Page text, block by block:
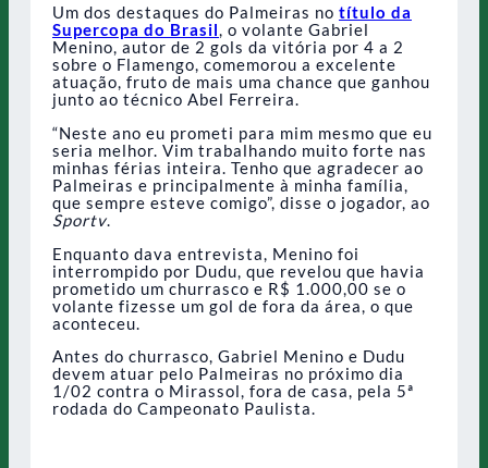
Um dos destaques do Palmeiras no título da
Supercopa do Brasil, o volante Gabriel
Menino, autor de 2 gols da vitória por 4 a 2
sobre o Flamengo, comemorou a excelente
atuação, fruto de mais uma chance que ganhou
junto ao técnico Abel Ferreira.
“Neste ano eu prometi para mim mesmo que eu
seria melhor. Vim trabalhando muito forte nas
minhas férias inteira. Tenho que agradecer ao
Palmeiras e principalmente à minha família,
que sempre esteve comigo”, disse o jogador, ao
Sportv.
Enquanto dava entrevista, Menino foi
interrompido por Dudu, que revelou que havia
prometido um churrasco e R$ 1.000,00 se o
volante fizesse um gol de fora da área, o que
aconteceu.
Antes do churrasco, Gabriel Menino e Dudu
devem atuar pelo Palmeiras no próximo dia
1/02 contra o Mirassol, fora de casa, pela 5ª
rodada do Campeonato Paulista.